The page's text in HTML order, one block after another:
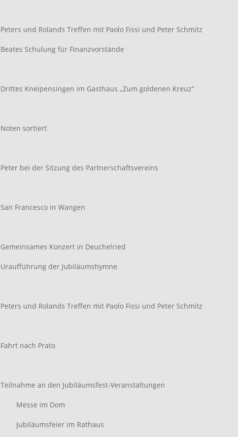
Peters und Rolands Treffen mit Paolo Fissi und Peter Schmitz
Beates Schulung für Finanzvorstände
Drittes Kneipensingen im Gasthaus „Zum goldenen Kreuz“
Noten sortiert
Peter bei der Sitzung des Partnerschaftsvereins
San Francesco in Wangen
Gemeinsames Konzert in Deuchelried
Uraufführung der Jubiläumshymne
Peters und Rolands Treffen mit Paolo Fissi und Peter Schmitz
Fahrt nach Prato
Teilnahme an den Jubiläumsfest-Veranstaltungen
Messe im Dom
Jubiläumsfeier im Rathaus